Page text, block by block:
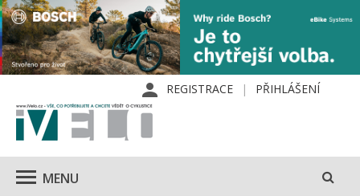
REGISTRACE PŘIHLÁŠENÍ
MENU